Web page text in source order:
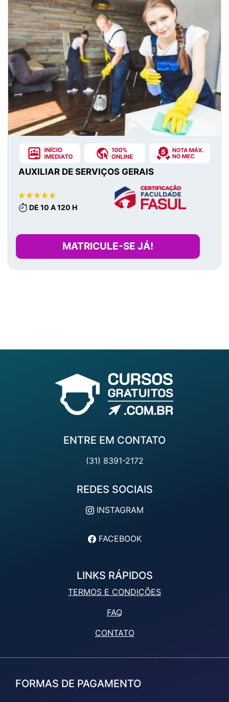
AUXILIAR DE SERVIÇOS GERAIS
DE 10 A 120 H
MATRICULE-SE JÁ!
ENTRE EM CONTATO
(31) 8391-2172
REDES SOCIAIS
INSTAGRAM
FACEBOOK
LINKS RÁPIDOS
TERMOS E CONDIÇÕES
FAQ
CONTATO
FORMAS DE PAGAMENTO